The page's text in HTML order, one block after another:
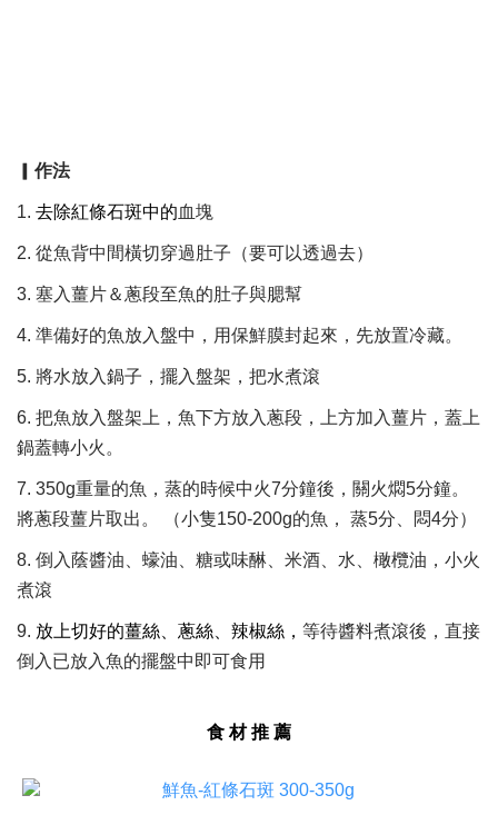
作法
1. 去除紅條石斑中的血塊
2. 從魚背中間橫切穿過肚子（要可以透過去）
3. 塞入薑片＆蔥段至魚的肚子與腮幫
4. 準備好的魚放入盤中，用保鮮膜封起來，先放置冷藏。
5. 將水放入鍋子，擺入盤架，把水煮滾
6. 把魚放入盤架上，魚下方放入蔥段，上方加入薑片，蓋上
鍋蓋轉小火。
7. 350g重量的魚，蒸的時候中火7分鐘後，關火燜5分鐘。
將蔥段薑片取出。
（小隻150-200g的魚， 蒸5分、悶4分）
8. 倒入蔭醬油、蠔油、糖或味醂、米酒、水、橄欖油，小火
煮滾
9. 放上切好的薑絲、蔥絲、辣椒絲， 等待醬料煮滾後，直接
倒入已放入魚的擺盤中即可食用
食 材 推 薦